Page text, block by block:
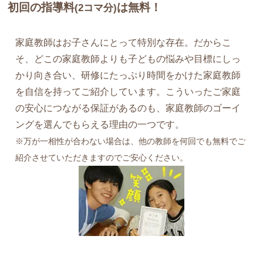
初回の指導料(2コマ分)は無料！
家庭教師はお子さんにとって特別な存在。だからこ
そ、どこの家庭教師よりも子どもの悩みや目標にしっ
かり向き合い、研修にたっぷり時間をかけた家庭教師
を自信を持ってご紹介しています。こういったご家庭
の安心につながる保証があるのも、家庭教師のゴーイ
ングを選んでもらえる理由の一つです。
※万が一相性が合わない場合は、他の教師を何回でも無料でご
紹介させていただきますのでご安心ください。